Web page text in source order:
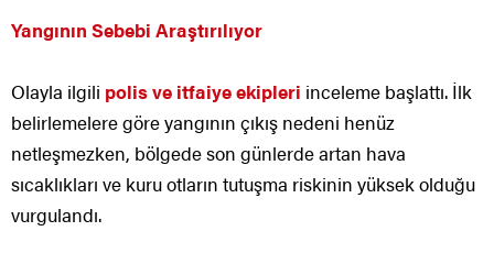
Yangının Sebebi Araştırılıyor
Olayla ilgili polis ve itfaiye ekipleri inceleme başlattı. İlk
belirlemelere göre yangının çıkış nedeni henüz
netleşmezken, bölgede son günlerde artan hava
sıcaklıkları ve kuru otların tutuşma riskinin yüksek olduğu
vurgulandı.